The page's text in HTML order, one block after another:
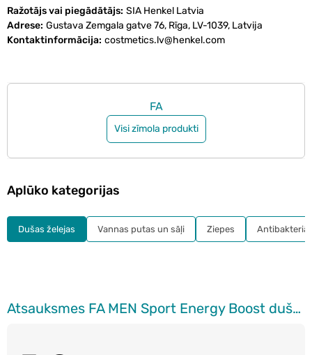
Ražotājs vai piegādātājs SIA Henkel Latvia
Adrese Gustava Zemgala gatve 76, Rīga, LV-1039, Latvija
Kontaktinformācija costmetics.lv@henkel.com
FA
Visi zīmola produkti
Atsauksmes FA MEN Sport Energy Boost dušas želeja, 750ml
Aplūko kategorijas
Dušas želejas Vannas putas un sāļi Ziepes